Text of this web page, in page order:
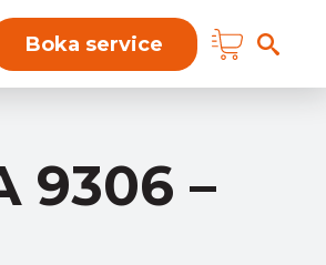
Boka service
9306 –